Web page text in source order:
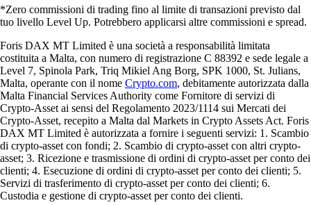
*Zero commissioni di trading fino al limite di transazioni previsto dal
tuo livello Level Up. Potrebbero applicarsi altre commissioni e spread.
Foris DAX MT Limited è una società a responsabilità limitata
costituita a Malta, con numero di registrazione C 88392 e sede legale a
Level 7, Spinola Park, Triq Mikiel Ang Borg, SPK 1000, St. Julians,
Malta, operante con il nome Crypto.com, debitamente autorizzata dalla
Malta Financial Services Authority come Fornitore di servizi di
Crypto-Asset ai sensi del Regolamento 2023/1114 sui Mercati dei
Crypto-Asset, recepito a Malta dal Markets in Crypto Assets Act. Foris
DAX MT Limited è autorizzata a fornire i seguenti servizi: 1. Scambio
di crypto-asset con fondi; 2. Scambio di crypto-asset con altri crypto-
asset; 3. Ricezione e trasmissione di ordini di crypto-asset per conto dei
clienti; 4. Esecuzione di ordini di crypto-asset per conto dei clienti; 5.
Servizi di trasferimento di crypto-asset per conto dei clienti; 6.
Custodia e gestione di crypto-asset per conto dei clienti.